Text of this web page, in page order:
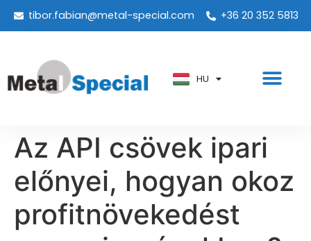
tibor.fabian@metal-special.com +36 20 352 5813
HU
PT
AR
Az API csövek ipari
előnyei, hogyan okoz
profitnövekedést